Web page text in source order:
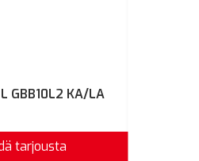
GBB10L2 KA/LA
tarjousta